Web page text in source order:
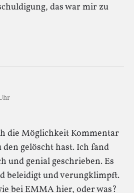
das war mir zu
die Möglichkeit Kommentar
den gelöscht hast. Ich fand
und genial geschrieben. Es
beleidigt und verungklimpft.
bei EMMA hier, oder was?